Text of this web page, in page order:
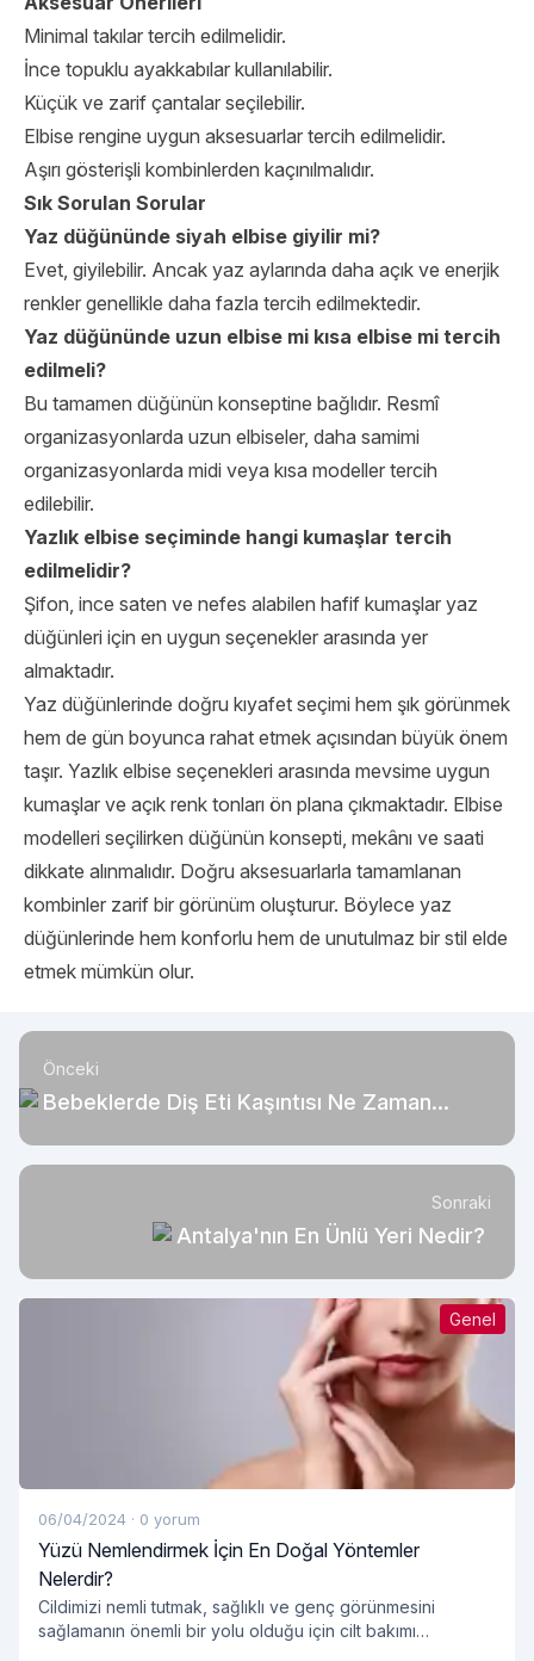
Minimal takılar tercih edilmelidir.
İnce topuklu ayakkabılar kullanılabilir.
Küçük ve zarif çantalar seçilebilir.
Elbise rengine uygun aksesuarlar tercih edilmelidir.
Aşırı gösterişli kombinlerden kaçınılmalıdır.
Sık Sorulan Sorular
Yaz düğününde siyah elbise giyilir mi?
Evet, giyilebilir. Ancak yaz aylarında daha açık ve enerjik
renkler genellikle daha fazla tercih edilmektedir.
Yaz düğününde uzun elbise mi kısa elbise mi tercih
edilmeli?
Bu tamamen düğünün konseptine bağlıdır. Resmî
organizasyonlarda uzun elbiseler, daha samimi
organizasyonlarda midi veya kısa modeller tercih
edilebilir.
Yazlık elbise seçiminde hangi kumaşlar tercih
edilmelidir?
Şifon, ince saten ve nefes alabilen hafif kumaşlar yaz
düğünleri için en uygun seçenekler arasında yer
almaktadır.
Yaz düğünlerinde doğru kıyafet seçimi hem şık görünmek
hem de gün boyunca rahat etmek açısından büyük önem
taşır. Yazlık elbise seçenekleri arasında mevsime uygun
kumaşlar ve açık renk tonları ön plana çıkmaktadır. Elbise
modelleri seçilirken düğünün konsepti, mekânı ve saati
dikkate alınmalıdır. Doğru aksesuarlarla tamamlanan
kombinler zarif bir görünüm oluşturur. Böylece yaz
düğünlerinde hem konforlu hem de unutulmaz bir stil elde
etmek mümkün olur.
Önceki
Bebeklerde Diş Eti Kaşıntısı Ne Zaman
Sonraki
Antalya'nın En Ünlü Yeri Nedir?
Genel
06/04/2024 · 0 yorum
Yüzü Nemlendirmek İçin En Doğal Yöntemler
Nelerdir?
Cildimizi nemli tutmak, sağlıklı ve genç görünmesini
sağlamanın önemli bir yolu olduğu için cilt bakımı